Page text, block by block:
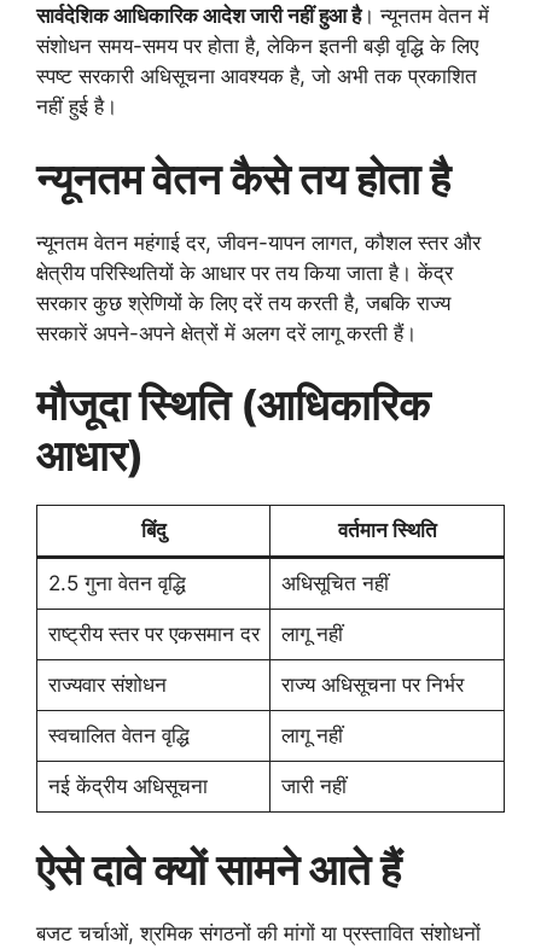
सार्वदेशिक आधिकारिक आदेश जारी नहीं हुआ है। न्यूनतम वेतन में
संशोधन समय-समय पर होता है, लेकिन इतनी बड़ी वृद्धि के लिए
स्पष्ट सरकारी अधिसूचना आवश्यक है, जो अभी तक प्रकाशित
नहीं हुई है।
न्यूनतम वेतन कैसे तय होता है
न्यूनतम वेतन महंगाई दर, जीवन-यापन लागत, कौशल स्तर और
क्षेत्रीय परिस्थितियों के आधार पर तय किया जाता है। केंद्र
सरकार कुछ श्रेणियों के लिए दरें तय करती है, जबकि राज्य
सरकारें अपने-अपने क्षेत्रों में अलग दरें लागू करती हैं।
मौजूदा स्थिति (आधिकारिक
आधार)
बिंदु वर्तमान स्थिति
2.5 गुना वेतन वृद्धि अधिसूचित नहीं
राष्ट्रीय स्तर पर एकसमान दर लागू नहीं
राज्यवार संशोधन राज्य अधिसूचना पर निर्भर
स्वचालित वेतन वृद्धि लागू नहीं
नई केंद्रीय अधिसूचना जारी नहीं
ऐसे दावे क्यों सामने आते हैं
बजट चर्चाओं, श्रमिक संगठनों की मांगों या प्रस्तावित संशोधनों